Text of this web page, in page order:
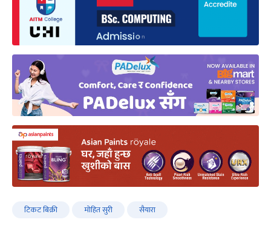
टिकट बिक्री मोहित सुरी सैयारा